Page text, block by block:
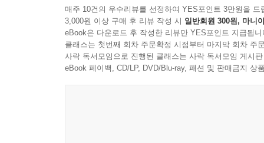
통찰이 담겨 있다! 탈레스부터 아인슈타인, 스티
과학의 역사이자 용기와 결단의 기록이다! 인문
나침반이 되어줄 ‘필사형 인문 교양 에세이’!
삶의 방향이 흔들릴 때마다 이 책을 펼쳐보라.
매주 10건의 우수리뷰를 선정하여 YES포인트 3만원을 드
3,000원 이상 구매 후 리뷰 작성 시 일반회원 300원, 마니
eBook은 다운로드 후 작성한 리뷰만 YES포인트 지급됩니
클래스는 첫번째 회차 주문확정 시점부터 마지막 회차 주
사락 독서모임으로 진행된 클래스는 사락 독서모임 게시
eBook 페이백, CD/LP, DVD/Blu-ray, 패션 및 판매금지 상